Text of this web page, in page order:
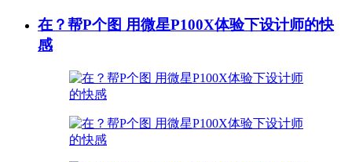
在？帮P个图 用微星P100X体验下设计师的快
感